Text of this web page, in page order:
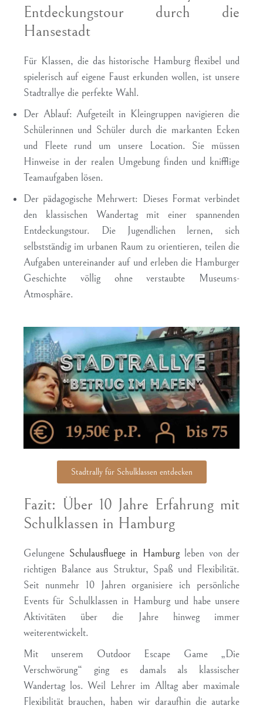
Entdeckungstour durch die
Hansestadt
Für Klassen, die das historische Hamburg flexibel und
spielerisch auf eigene Faust erkunden wollen, ist unsere
Stadtrallye die perfekte Wahl.
Der Ablauf: Aufgeteilt in Kleingruppen navigieren die
Schülerinnen und Schüler durch die markanten Ecken
und Fleete rund um unsere Location. Sie müssen
Hinweise in der realen Umgebung finden und knifflige
Teamaufgaben lösen.
Der pädagogische Mehrwert: Dieses Format verbindet
den klassischen Wandertag mit einer spannenden
Entdeckungstour. Die Jugendlichen lernen, sich
selbstständig im urbanen Raum zu orientieren, teilen die
Aufgaben untereinander auf und erleben die Hamburger
Geschichte völlig ohne verstaubte Museums-
Atmosphäre.
Stadtrally für Schulklassen entdecken
Fazit: Über 10 Jahre Erfahrung mit
Schulklassen in Hamburg
Gelungene Schulausfluege in Hamburgleben von der
richtigen Balance aus Struktur, Spaß und Flexibilität.
Seit nunmehr 10 Jahren organisiere ich persönliche
Events für Schulklassen in Hamburg und habe unsere
Aktivitäten über die Jahre hinweg immer
weiterentwickelt.
Mit unserem Outdoor Escape Game „Die
Verschwörung“ ging es damals als klassischer
Wandertag los. Weil Lehrer im Alltag aber maximale
Flexibilität brauchen, haben wir daraufhin die autarke